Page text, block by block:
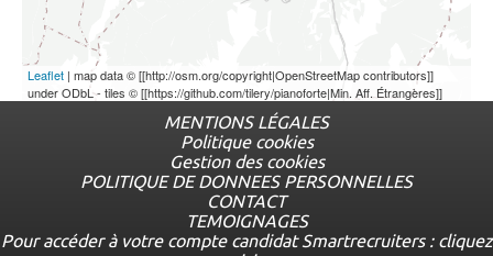
Leaflet | map data © [[http://osm.org/copyright|OpenStreetMap contributors]]
under ODbL - tiles © [[https://github.com/tilery/pianoforte|Min. Aff. Étrangères]]
complémentaire
MENTIONS LÉGALES
Politique cookies
Gestion des cookies
POLITIQUE DE DONNEES PERSONNELLES
CONTACT
TEMOIGNAGES
Pour accéder à votre compte candidat Smartrecruiters : cliquez